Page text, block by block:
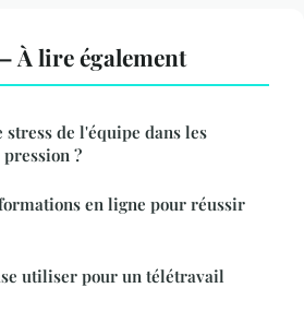
À lire également
de l'équipe dans les
?
en ligne pour réussir
utiliser pour un télétravail